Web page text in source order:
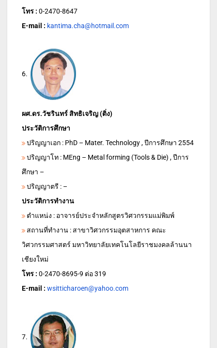
โทร : 0-2470-8647
E-mail : kantima.cha@hotmail.com
6.
ผศ.ดร.วัชรินทร์ สิทธิเจริญ (ติ่ง)
ประวัติการศึกษา
ปริญญาเอก : PhD – Mater. Technology , ปีการศึกษา 2554
ปริญญาโท : MEng – Metal forming (Tools & Die) , ปีการ
ศึกษา –
ปริญญาตรี : –
ประวัติการทำงาน
ตำแหน่ง : อาจารย์ประจำหลักสูตรวิศวกรรมแม่พิมพ์
สถานที่ทำงาน : สาขาวิศวกรรมอุตสาหการ คณะ
วิศวกรรมศาสตร์ มหาวิทยาลัยเทคโนโลยีราชมงคลล้านนา
เชียงใหม่
โทร : 0-2470-8695-9 ต่อ 319
E-mail : wsitticharoen@yahoo.com
7.